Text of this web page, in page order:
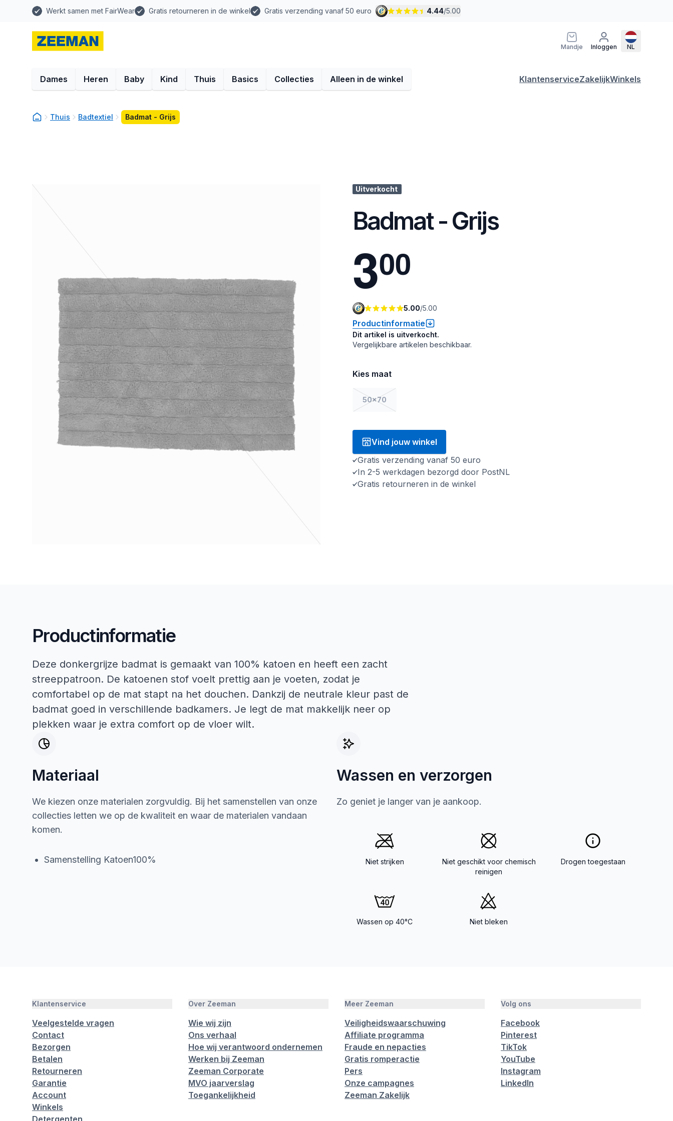
Werkt samen met FairWear Gratis retourneren in de winkel Gratis verzending vanaf 50 euro 4.44/5.00
Mandje Inloggen NL
Dames Heren Baby Kind Thuis Basics Collecties Alleen in de winkel KlantenserviceZakelijkWinkels
Thuis Badtextiel Badmat - Grijs
Uitverkocht
Badmat - Grijs
300
5.00/5.00
Productinformatie
Dit artikel is uitverkocht.
Vergelijkbare artikelen beschikbaar.
Kies maat
50x70
Vind jouw winkel
Gratis verzending vanaf 50 euro
In 2-5 werkdagen bezorgd door PostNL
Gratis retourneren in de winkel
Productinformatie
Deze donkergrijze badmat is gemaakt van 100% katoen en heeft een zacht
streeppatroon. De katoenen stof voelt prettig aan je voeten, zodat je
comfortabel op de mat stapt na het douchen. Dankzij de neutrale kleur past de
badmat goed in verschillende badkamers. Je legt de mat makkelijk neer op
plekken waar je extra comfort op de vloer wilt.
Materiaal
We kiezen onze materialen zorgvuldig. Bij het samenstellen van onze
collecties letten we op de kwaliteit en waar de materialen vandaan
komen.
Samenstelling Katoen100%
Wassen en verzorgen
Zo geniet je langer van je aankoop.
Niet strijken
Niet geschikt voor chemisch
reinigen
Drogen toegestaan
Wassen op 40°C Niet bleken
Klantenservice
Veelgestelde vragen
Contact
Bezorgen
Betalen
Retourneren
Garantie
Account
Winkels
Detergenten
Over Zeeman
Wie wij zijn
Ons verhaal
Hoe wij verantwoord ondernemen
Werken bij Zeeman
Zeeman Corporate
MVO jaarverslag
Toegankelijkheid
Meer Zeeman
Veiligheidswaarschuwing
Affiliate programma
Fraude en nepacties
Gratis romperactie
Pers
Onze campagnes
Zeeman Zakelijk
Volg ons
Facebook
Pinterest
TikTok
YouTube
Instagram
LinkedIn